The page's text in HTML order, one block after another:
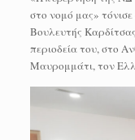
στο νομό μας»
Βουλευτής
περιοδεία του, στο
Μαυρομμάτι, τον